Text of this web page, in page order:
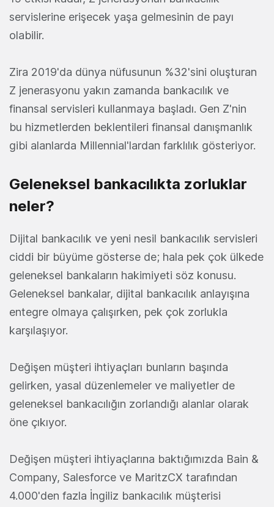
servislerine erişecek yaşa gelmesinin de payı
olabilir.
Zira 2019'da dünya nüfusunun %32'sini oluşturan
Z jenerasyonu yakın zamanda bankacılık ve
finansal servisleri kullanmaya başladı. Gen Z'nin
bu hizmetlerden beklentileri finansal danışmanlık
gibi alanlarda Millennial'lardan farklılık gösteriyor.
Geleneksel bankacılıkta zorluklar
neler?
Dijital bankacılık ve yeni nesil bankacılık servisleri
ciddi bir büyüme gösterse de; hala pek çok ülkede
geleneksel bankaların hakimiyeti söz konusu.
Geleneksel bankalar, dijital bankacılık anlayışına
entegre olmaya çalışırken, pek çok zorlukla
karşılaşıyor.
Değişen müşteri ihtiyaçları bunların başında
gelirken, yasal düzenlemeler ve maliyetler de
geleneksel bankacılığın zorlandığı alanlar olarak
öne çıkıyor.
Değişen müşteri ihtiyaçlarına baktığımızda Bain &
Company, Salesforce ve MaritzCX tarafından
4.000'den fazla İngiliz bankacılık müşterisi